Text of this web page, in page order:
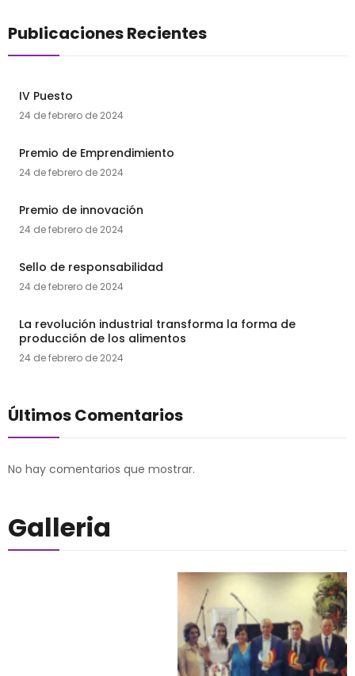
Publicaciones Recientes
IV Puesto
24 de febrero de 2024
Premio de Emprendimiento
24 de febrero de 2024
Premio de innovación
24 de febrero de 2024
Sello de responsabilidad
24 de febrero de 2024
La revolución industrial transforma la forma de
producción de los alimentos
24 de febrero de 2024
Últimos Comentarios
No hay comentarios que mostrar.
Galleria